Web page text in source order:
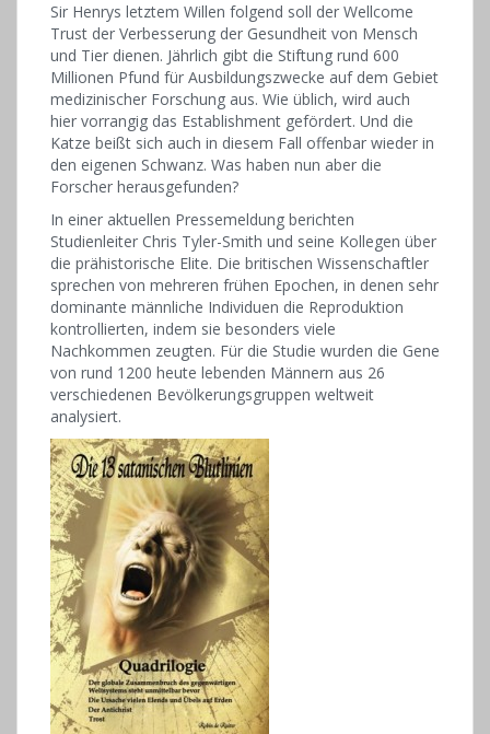
Sir Henrys letztem Willen folgend soll der Wellcome
Trust der Verbesserung der Gesundheit von Mensch
und Tier dienen. Jährlich gibt die Stiftung rund 600
Millionen Pfund für Ausbildungszwecke auf dem Gebiet
medizinischer Forschung aus. Wie üblich, wird auch
hier vorrangig das Establishment gefördert. Und die
Katze beißt sich auch in diesem Fall offenbar wieder in
den eigenen Schwanz. Was haben nun aber die
Forscher herausgefunden?
In einer aktuellen Pressemeldung berichten
Studienleiter Chris Tyler-Smith und seine Kollegen über
die prähistorische Elite. Die britischen Wissenschaftler
sprechen von mehreren frühen Epochen, in denen sehr
dominante männliche Individuen die Reproduktion
kontrollierten, indem sie besonders viele
Nachkommen zeugten. Für die Studie wurden die Gene
von rund 1200 heute lebenden Männern aus 26
verschiedenen Bevölkerungsgruppen weltweit
analysiert.